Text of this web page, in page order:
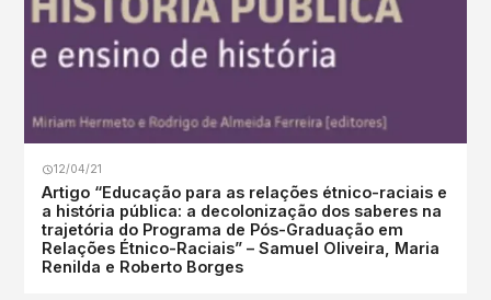
12/04/21
Artigo “Educação para as relações étnico-raciais e
a história pública: a decolonização dos saberes na
trajetória do Programa de Pós-Graduação em
Relações Étnico-Raciais” – Samuel Oliveira, Maria
Renilda e Roberto Borges